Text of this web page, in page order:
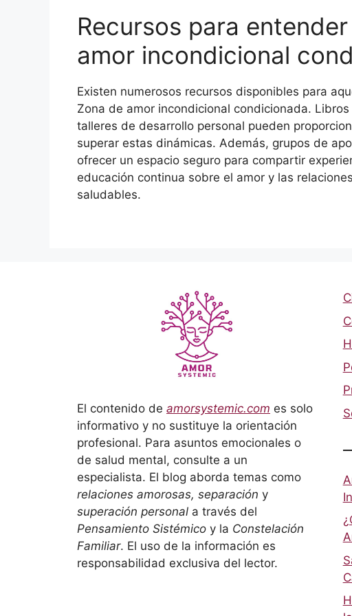
Recursos para
amor incondicional
Existen numerosos recursos disponibles para
Zona de amor incondicional condicionada.
talleres de desarrollo personal pueden
superar estas dinámicas. Además, grupos de
ofrecer un espacio seguro para compartir
educación continua sobre el amor y las
saludables.
El contenido de amorsystemic.com es solo
informativo y no sustituye la orientación
profesional. Para asuntos emocionales o
de salud mental, consulte a un
especialista. El blog aborda temas como
relaciones amorosas, separación y
superación personal a través del
Pensamiento Sistémico y la Constelación
Familiar. El uso de la información es
responsabilidad exclusiva del lector.